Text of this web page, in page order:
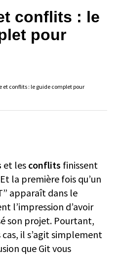
conflits : le
pour
et conflits : le guide complet pour
et les conflits finissent
la première fois qu’un
apparaît dans le
l’impression d’avoir
son projet. Pourtant,
il s’agit simplement
que Git vous